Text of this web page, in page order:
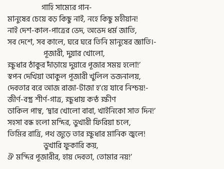
গাহি সাম্যের গান-
মানুষের চেয়ে বড় কিছু নাই, নহে কিছু মহীয়ান!
নাই দেশ-কাল-পাত্রের ভেদ, অভেদ ধর্ম জাতি,
সব দেশে, সব কালে, ঘরে ঘরে তিনি মানুষের জ্ঞাতি।-
পূজারী, দুয়ার খোলো,
ক্ষুধার ঠাকুর দাঁড়ায়ে দুয়ারে পূজার সময় হলো!’
স্বপন দেখিয়া আকুল পূজারী খুলিল ভজনালয়,
দেবতার বরে আজ রাজা-টাজা হ’য়ে যাবে নিশ্চয়!-
জীর্ণ-বস্ত্র শীর্ণ-গাত্র, ক্ষুধায় কন্ঠ ক্ষীণ
ডাকিল পান্থ, ‘দ্বার খোলো বাবা, খাইনিকো সাত দিন!’
সহসা বন্ধ হলো মন্দির, ভুখারী ফিরিয়া চলে,
তিমির রাত্রি, পথ জুড়ে তার ক্ষুধার মানিক জ্বলে!
ভুখারি ফুকারি কয়,
ঐ মন্দির পূজারীর, হায় দেবতা, তোমার নয়!’